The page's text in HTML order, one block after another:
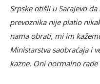
Srpske otišli u Sarajevo
prevoznika nije platio
nama obrati, mi im
Ministarstva saobraćaja i
kazne. Oni normalno